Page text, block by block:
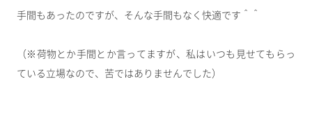
手間もあったのですが、そんな手間もなく快適です＾＾
（※荷物とか手間とか言ってますが、私はいつも見せてもらっ
ている立場なので、苦ではありませんでした）